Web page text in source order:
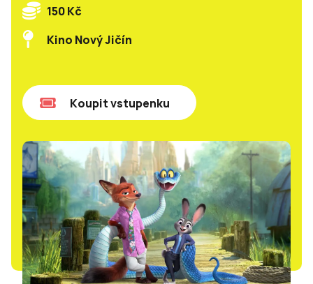
150 Kč
Kino Nový Jičín
Koupit vstupenku